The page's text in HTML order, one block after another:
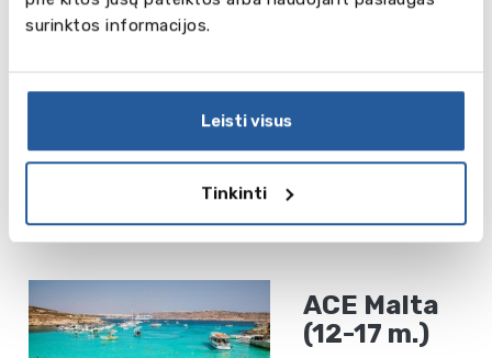
surinktos informacijos.
Leisti visus
Tinkinti
Plačiau St.Julian's
GV Malta
ACE Malta
(12-17 m.)